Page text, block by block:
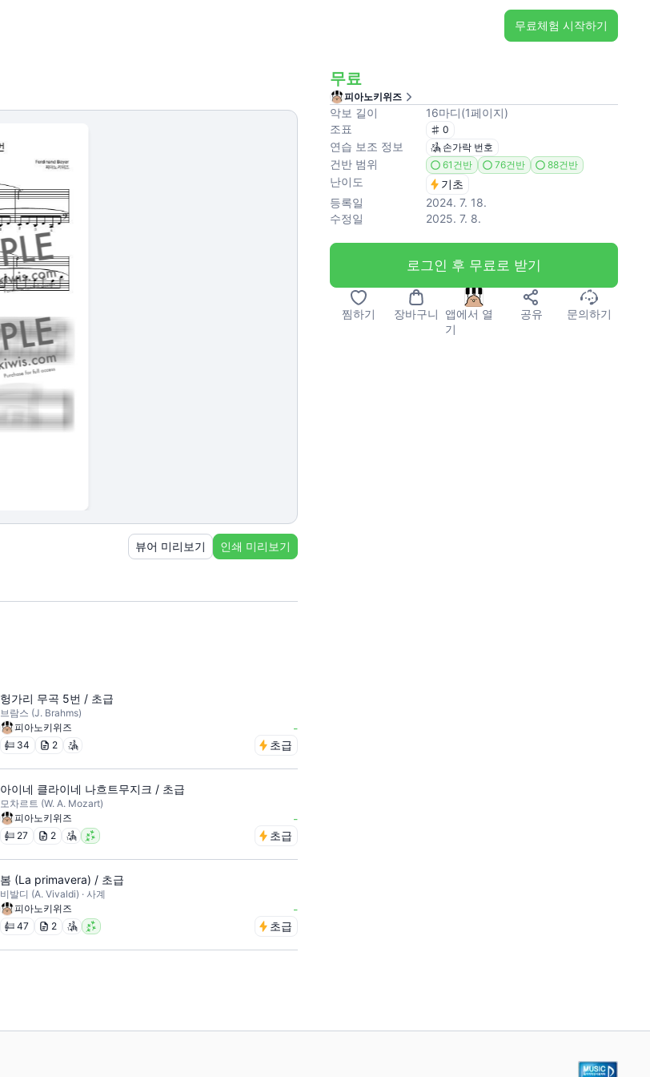
무료체험 시작하기
뷰어 미리보기 인쇄 미리보기
헝가리 무곡 5번 / 초급
브람스 (J. Brahms)
피아노키위즈
-
34 2 초급
아이네 클라이네 나흐트무지크 / 초급
모차르트 (W. A. Mozart)
피아노키위즈
-
27 2 초급
봄 (La primavera) / 초급
비발디 (A. Vivaldi) · 사계
피아노키위즈
-
47 2 초급
무료
피아노키위즈
악보 길이 16마디(1페이지)
조표
0
연습 보조 정보 손가락 번호
건반 범위 61건반 76건반 88건반
난이도
기초
등록일
2024. 7. 18.
수정일
2025. 7. 8.
로그인 후 무료로 받기
찜하기 장바구니
앱에서 열
기
공유 문의하기